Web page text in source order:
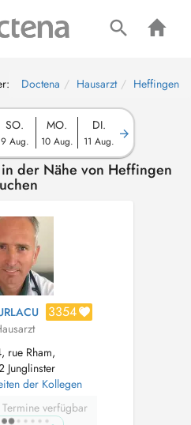
Doctena Hausarzt Heffingen
SO.
9 Aug.
MO.
10 Aug.
DI.
11 Aug.
der Nähe von Heffingen
3354
rue Rham,
Junglinster
der Kollegen
verfügbar